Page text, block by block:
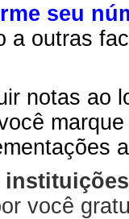
seu
a outras
notas ao
você